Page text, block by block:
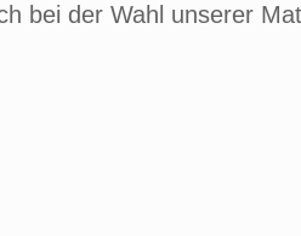
bei der Wahl unserer